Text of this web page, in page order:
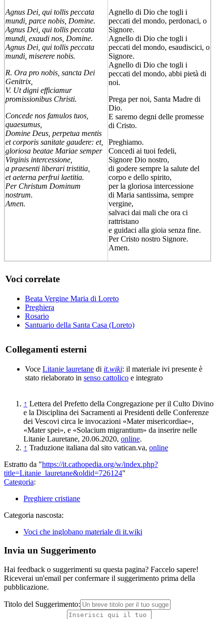
Agnus Dei, qui tollis peccata
mundi, parce nobis, Domine.
Agnus Dei, qui tollis peccata
mundi, exaudi nos, Domine.
Agnus Dei, qui tollis peccata
mundi, miserere nobis.
R. Ora pro nobis, sancta Dei
Genitrix,
V. Ut digni efficiamur
promissionibus Christi.
Concede nos famulos tuos,
quaesumus,
Domine Deus, perpetua mentis
et corporis sanitate gaudere: et,
gloriosa beatae Mariae semper
Virginis intercessione,
a praesenti liberari tristitia,
et aeterna perfrui laetitia.
Per Christum Dominum
nostrum.
Amen.
Agnello di Dio che togli i
peccati del mondo, perdonaci, o
Signore.
Agnello di Dio che togli i
peccati del mondo, esaudiscici, o
Signore.
Agnello di Dio che togli i
peccati del mondo, abbi pietà di
noi.
Prega per noi, Santa Madre di
Dio.
E saremo degni delle promesse
di Cristo.
Preghiamo.
Concedi ai tuoi fedeli,
Signore Dio nostro,
di godere sempre la salute del
corpo e dello spirito,
per la gloriosa intercessione
di Maria santissima, sempre
vergine,
salvaci dai mali che ora ci
rattristano
e guidaci alla gioia senza fine.
Per Cristo nostro Signore.
Amen.
Voci correlate
Beata Vergine Maria di Loreto
Preghiera
Rosario
Santuario della Santa Casa (Loreto)
Collegamenti esterni
Voce Litanie lauretane di it.wiki: il materiale ivi presente è
stato rielaborato in senso cattolico e integrato
↑ Lettera del Prefetto della Congregazione per il Culto Divino
e la Disciplina dei Sacramenti ai Presidenti delle Conferenze
dei Vescovi circa le invocazioni «Mater misericordiae»,
«Mater spei», e «Solacium migrantium» da inserire nelle
Litanie Lauretane, 20.06.2020, online.
↑ Traduzione italiana dal sito vatican.va, online
Estratto da "https://it.cathopedia.org/w/index.php?
title=Litanie_lauretane&oldid=726124"
Categoria:
Preghiere cristiane
Categoria nascosta:
Voci che inglobano materiale di it.wiki
Invia un Suggerimento
Hai feedback o suggerimenti su questa pagina? Faccelo sapere!
Riceverai un'email per confermare il suggerimento prima della
pubblicazione.
Titolo del Suggerimento: